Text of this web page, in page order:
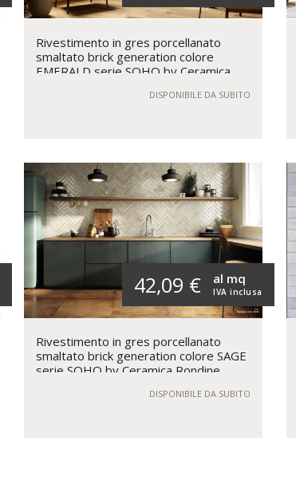
Rivestimento in gres porcellanato
smaltato brick generation colore
EMERALD serie SOHO by Ceramica
DISPONIBILE DA SUBITO
42,09 € IVA inclusa
al mq
Rivestimento in gres porcellanato
smaltato brick generation colore SAGE
serie SOHO by Ceramica Rondine
DISPONIBILE DA SUBITO